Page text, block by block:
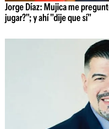
Jorge Díaz: Mujica me
jugar?"; y ahí "dije que sí"